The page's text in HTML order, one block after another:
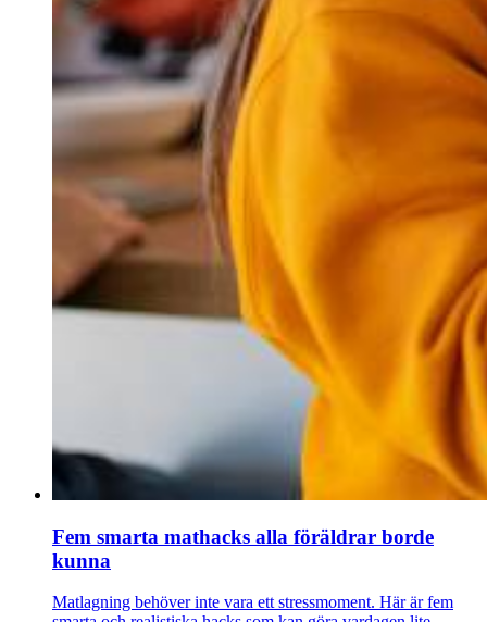
Fem smarta mathacks alla föräldrar borde
kunna
Matlagning behöver inte vara ett stressmoment. Här är fem